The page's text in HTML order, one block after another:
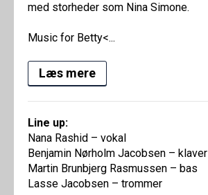
med storheder som Nina Simone.
Music for Betty<...
Læs mere
Line up:
Nana Rashid – vokal
Benjamin Nørholm Jacobsen – klaver
Martin Brunbjerg Rasmussen – bas
Lasse Jacobsen – trommer